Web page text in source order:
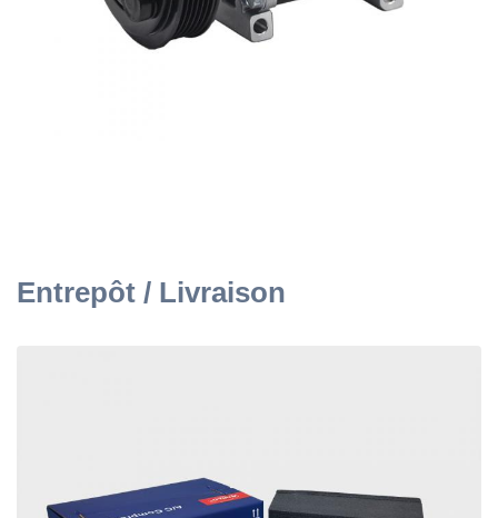
Entrepôt / Livraison